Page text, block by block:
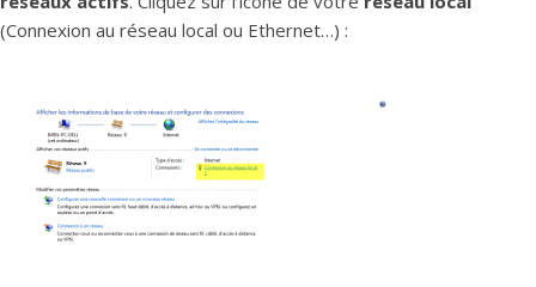
(Connexion au réseau local ou Ethernet…) :